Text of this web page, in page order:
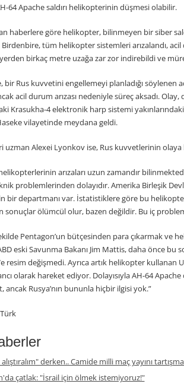
64 Apache saldırı helikopterinin düşmesi olabilir.
haberlere göre helikopter, bilinmeyen bir siber
tüm helikopter sistemleri arızalandı,
birkaç metre uzağa zar zor indirebildi ve
bir Rus kuvvetini engellemeyi planladığı söylenen
acil durum arızası nedeniyle süreç aksadı. Olay,
Krasukha-4 elektronik harp sistemi
vilayetinde meydana geldi.
uzman Alexei Lyonkov ise, Rus kuvvetlerinin olaya
arızaları uzun zamandır
problemlerinden dolayıdır. Amerika Birleşik
bir departmanı var. İstatistiklere göre bu
sonuçlar ölümcül olur, bazen değildir. Bu iç
Pentagon’un bütçesinden para çıkarmak ve
eski Savunma Bakanı Jim Mattis, daha önce bu
resim değişmedi. Ayrıca artık helikopter kullanan
olarak hareket ediyor. Dolayısıyla AH-64
ancak Rusya’nın bununla hiçbir ilgisi yok.”
derken.. Camide milli maç yayını
çatlak: "İsrail için ölmek istemiyoruz!"